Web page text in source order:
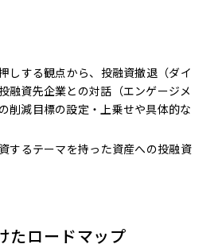
しする観点から、投融資撤退（ダイ
融資先企業との対話（エンゲージメ
削減目標の設定・上乗せや具体的な
するテーマを持った資産への投融資
たロードマップ